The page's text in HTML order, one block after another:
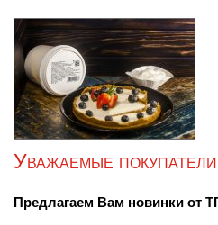
Уважаемые
Предлагаем Вам новинки от